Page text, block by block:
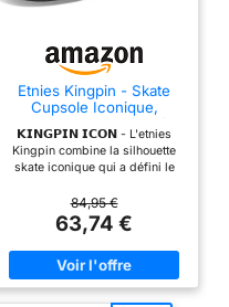
Etnies Kingpin - Skate
Cupsole Iconique,
Confort Coussiné,
Baskets du Quotidien -
Black/Black - 43
𝗞𝗜𝗡𝗚𝗣𝗜𝗡 𝗜𝗖𝗢𝗡 - L'etnies
Kingpin combine la silhouette
skate iconique qui a défini le
moderne et au même look
légendaire. 𝗖𝗢𝗡𝗦𝗧𝗥𝗨𝗖𝗧𝗜𝗢𝗡
𝗗𝗨𝗥𝗔𝗕𝗟𝗘 - Tige renforcée et
coutures haute-résistance
résistent aux flips répétés, aux
grinds et aux exigences du
84,95 €
63,74 €